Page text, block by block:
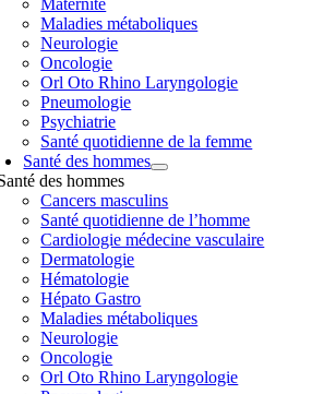
Maternite
Maladies métaboliques
Neurologie
Oncologie
Orl Oto Rhino Laryngologie
Pneumologie
Psychiatrie
Santé quotidienne de la femme
Santé des hommes
des hommes
Cancers masculins
Santé quotidienne de l’homme
Cardiologie médecine vasculaire
Dermatologie
Hématologie
Hépato Gastro
Maladies métaboliques
Neurologie
Oncologie
Orl Oto Rhino Laryngologie